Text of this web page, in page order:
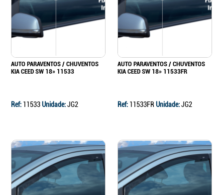
AUTO PARAVENTOS / CHUVENTOS
KIA CEED SW 18» 11533
Ref: 11533Unidade:JG2
AUTO PARAVENTOS / CHUVENTOS
KIA CEED SW 18» 11533FR
Ref: 11533FR Unidade:JG2